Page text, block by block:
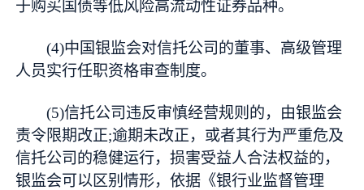
于购买国债等低风险高流动性证券品种。
(4)中国银监会对信托公司的董事、高级管理
人员实行任职资格审查制度。
(5)信托公司违反审慎经营规则的，由银监会
责令限期改正;逾期未改正，或者其行为严重危及
信托公司的稳健运行，损害受益人合法权益的，
银监会可以区别情形，依据《银行业监督管理